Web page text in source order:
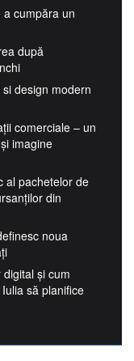
cumpăra un
după
design modern
comerciale – un
imagine
al pachetelor de
din
noua
și cum
să planifice